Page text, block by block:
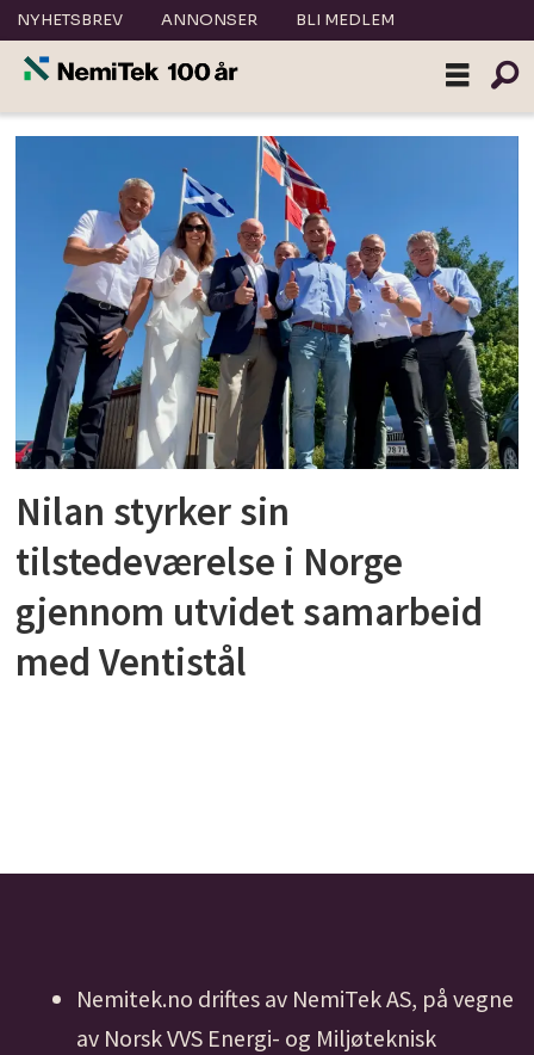
NYHETSBREV ANNONSER BLI MEDLEM
Tag:
nilan
Nilan styrker sin
tilstedeværelse i Norge
gjennom utvidet samarbeid
med Ventistål
Nemitek.no driftes av NemiTek AS, på vegne
av Norsk VVS Energi- og Miljøteknisk